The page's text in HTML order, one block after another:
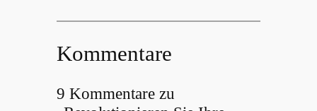
Kommentare
9 Kommentare zu